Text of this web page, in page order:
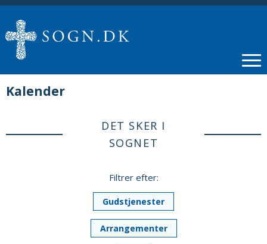
Kalender
DET SKER I
SOGNET
Filtrer efter:
Gudstjenester
Arrangementer